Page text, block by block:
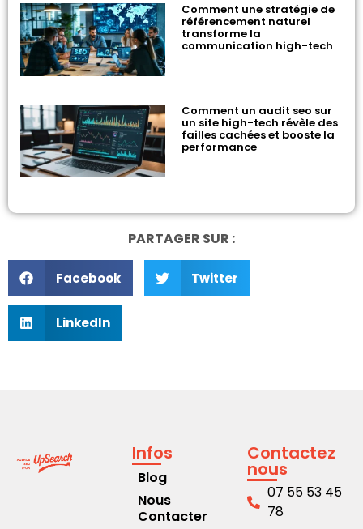
Comment une stratégie de
référencement naturel
transforme la
communication high-tech
Comment un audit seo sur
un site high-tech révèle des
failles cachées et booste la
performance
PARTAGER SUR :
Facebook Twitter
LinkedIn
Infos
Blog
Nous
Contacter
Contactez
nous
07 55 53 45
78